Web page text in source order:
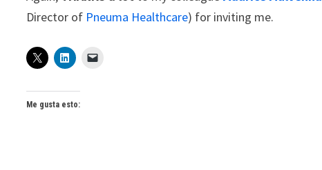
Director of Pneuma Healthcare) for inviting me.
Me gusta esto: